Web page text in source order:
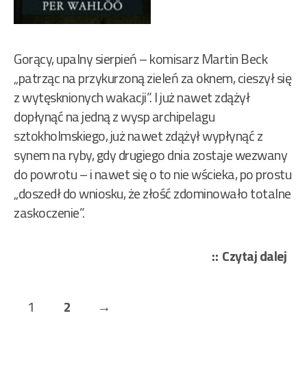
Gorący, upalny sierpień – komisarz Martin Beck
„patrząc na przykurzoną zieleń za oknem, cieszył się
z wytęsknionych wakacji”. I już nawet zdążył
dopłynąć na jedną z wysp archipelagu
sztokholmskiego, już nawet zdążył wypłynąć z
synem na ryby, gdy drugiego dnia zostaje wezwany
do powrotu – i nawet się o to nie wścieka, po prostu
„doszedł do wniosku, że złość zdominowało totalne
zaskoczenie”.
Czytaj dalej
Stronicowanie
Page
1 Page
2
Next
→